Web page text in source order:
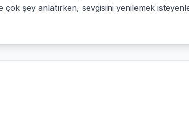
çok şey anlatırken, sevgisini yenilemek